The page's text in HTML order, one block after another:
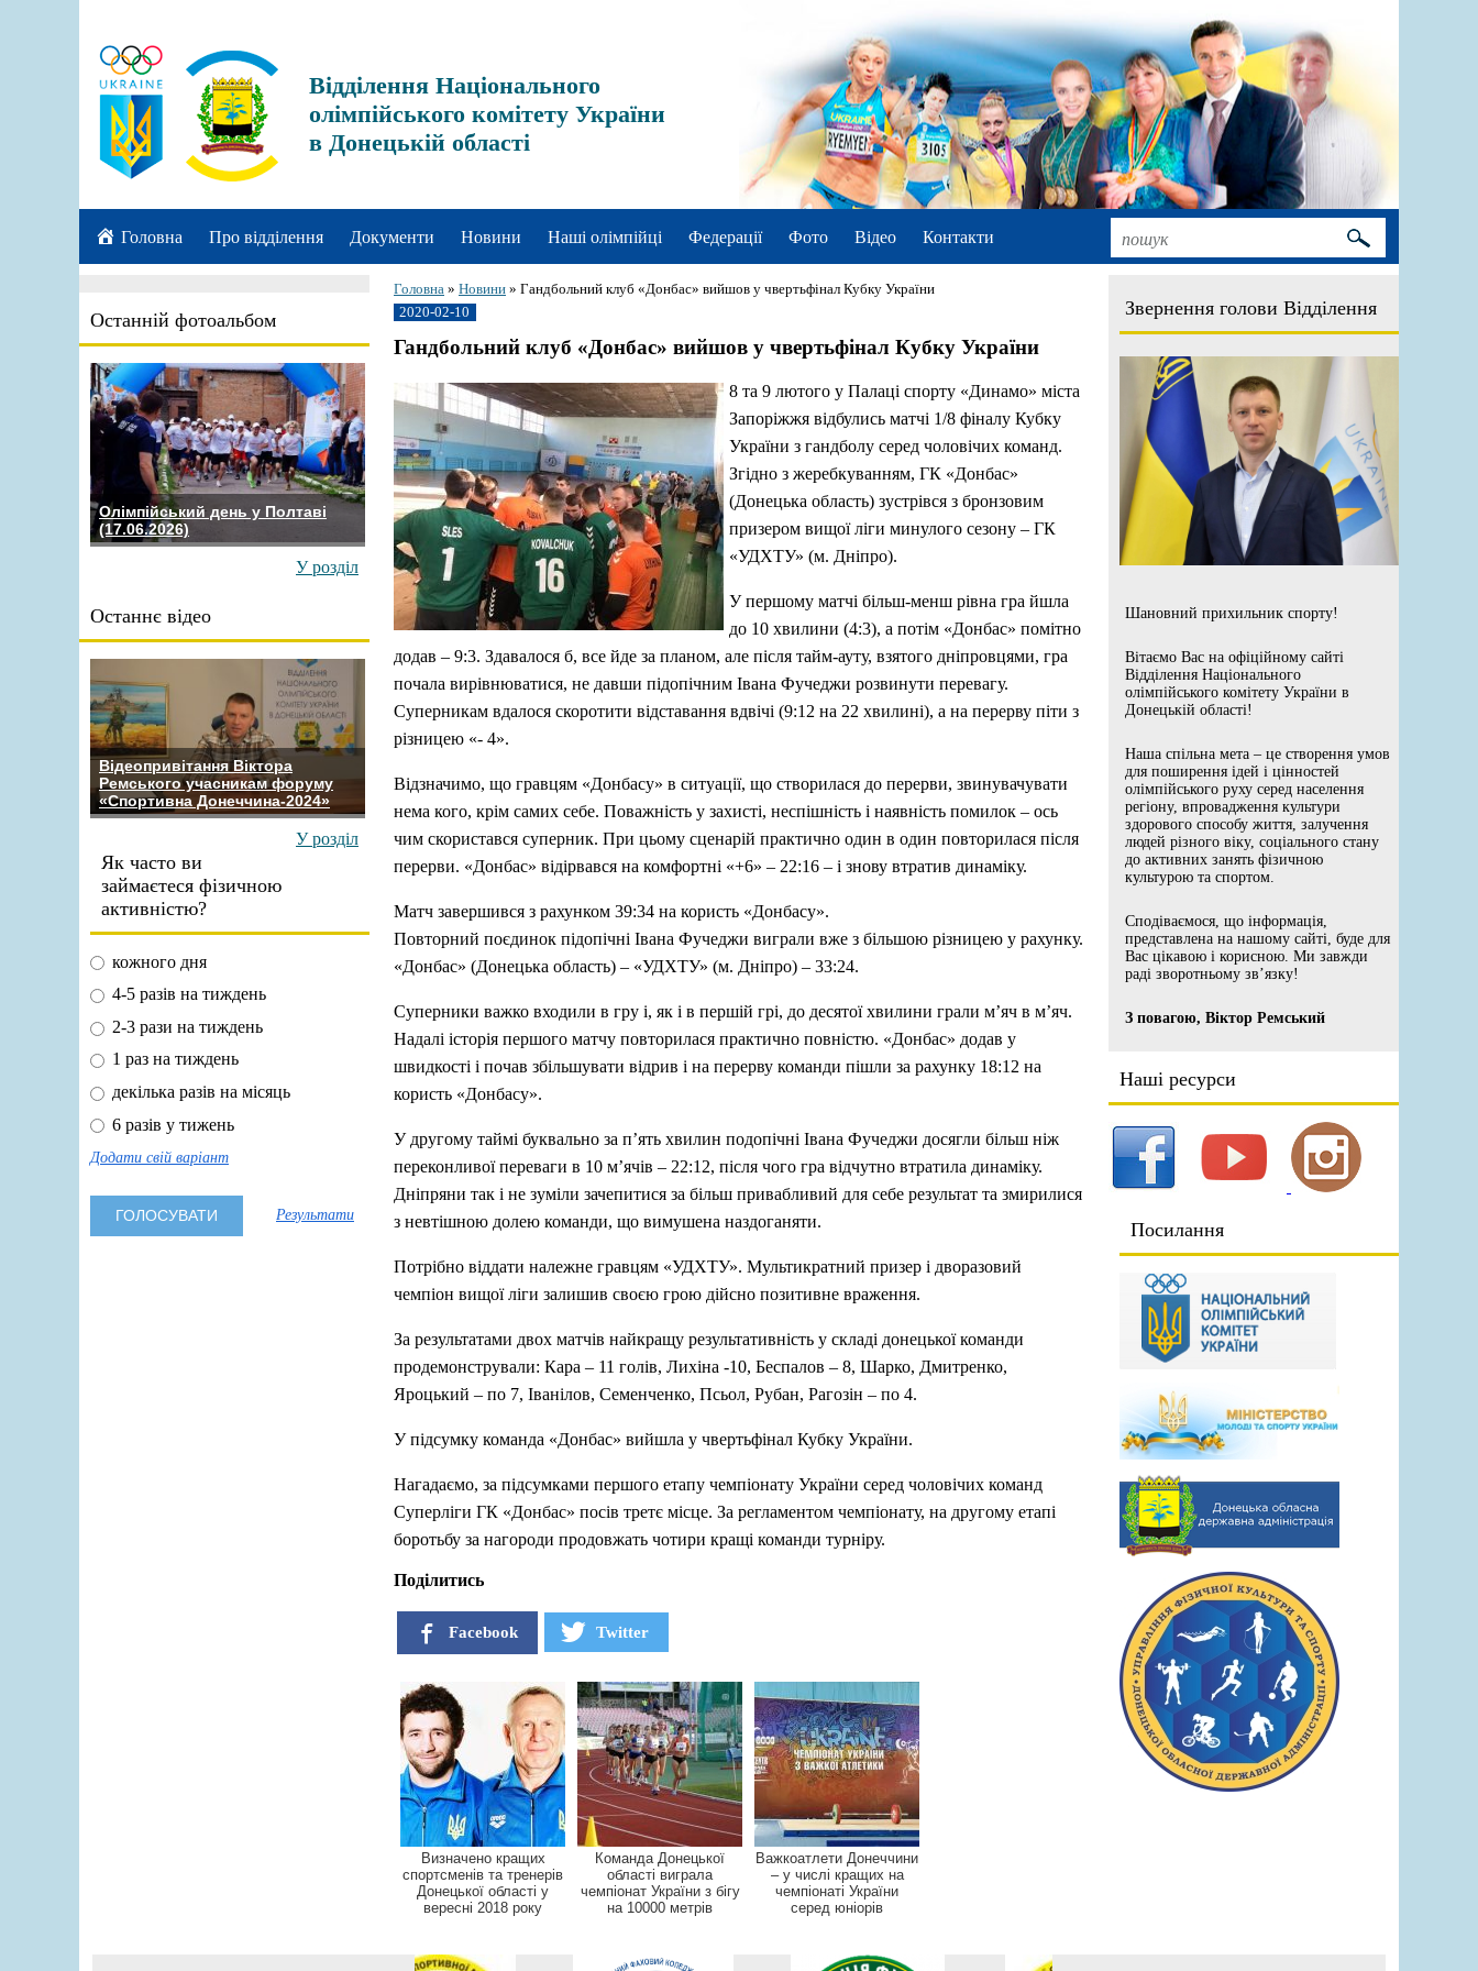
Відділення Національного
олімпійського комітету України
в Донецькій області
Головна Про відділення Документи Новини Наші олімпійці Федерації Фото Відео Контакти
Останній фотоальбом
Олімпійський день у Полтаві
(17.06.2026)
У розділ
Останнє відео
Відеопривітання Віктора
Ремського учасникам форуму
«Спортивна Донеччина-2024»
У розділ
Як часто ви
займаєтеся фізичною
активністю?
кожного дня
4-5 разів на тиждень
2-3 рази на тиждень
1 раз на тиждень
декілька разів на місяць
6 разів у тижень
Додати свій варіант
Результати
Звернення голови Відділення
Шановний прихильник спорту!
Вітаємо Вас на офіційному сайті
Відділення Національного
олімпійського комітету України в
Донецькій області!
Наша спільна мета – це створення умов
для поширення ідей і цінностей
олімпійського руху серед населення
регіону, впровадження культури
здорового способу життя, залучення
людей різного віку, соціального стану
до активних занять фізичною
культурою та спортом.
Сподіваємося, що інформація,
представлена на нашому сайті, буде для
Вас цікавою і корисною. Ми завжди
раді зворотньому зв’язку!
З повагою, Віктор Ремський
Наші ресурси
Посилання
Головна » Новини » Гандбольний клуб «Донбас» вийшов у чвертьфінал Кубку України
2020-02-10
Гандбольний клуб «Донбас» вийшов у чвертьфінал Кубку України
8 та 9 лютого у Палаці спорту «Динамо» міста
Запоріжжя відбулись матчі 1/8 фіналу Кубку
України з гандболу серед чоловічих команд.
Згідно з жеребкуванням, ГК «Донбас»
(Донецька область) зустрівся з бронзовим
призером вищої ліги минулого сезону – ГК
«УДХТУ» (м. Дніпро).
У першому матчі більш-менш рівна гра йшла
до 10 хвилини (4:3), а потім «Донбас» помітно
додав – 9:3. Здавалося б, все йде за планом, але після тайм-ауту, взятого дніпровцями, гра
почала вирівнюватися, не давши підопічним Івана Фучеджи розвинути перевагу.
Суперникам вдалося скоротити відставання вдвічі (9:12 на 22 хвилині), а на перерву піти з
різницею «- 4».
Відзначимо, що гравцям «Донбасу» в ситуації, що створилася до перерви, звинувачувати
нема кого, крім самих себе. Поважність у захисті, неспішність і наявність помилок – ось
чим скористався суперник. При цьому сценарій практично один в один повторилася після
перерви. «Донбас» відірвався на комфортні «+6» – 22:16 – і знову втратив динаміку.
Матч завершився з рахунком 39:34 на користь «Донбасу».
Повторний поєдинок підопічні Івана Фучеджи виграли вже з більшою різницею у рахунку.
«Донбас» (Донецька область) – «УДХТУ» (м. Дніпро) – 33:24.
Суперники важко входили в гру і, як і в першій грі, до десятої хвилини грали м’яч в м’яч.
Надалі історія першого матчу повторилася практично повністю. «Донбас» додав у
швидкості і почав збільшувати відрив і на перерву команди пішли за рахунку 18:12 на
користь «Донбасу».
У другому таймі буквально за п’ять хвилин подопічні Івана Фучеджи досягли більш ніж
переконливої переваги в 10 м’ячів – 22:12, після чого гра відчутно втратила динаміку.
Дніпряни так і не зуміли зачепитися за більш привабливий для себе результат та змирилися
з невтішною долею команди, що вимушена наздоганяти.
Потрібно віддати належне гравцям «УДХТУ». Мультикратний призер і дворазовий
чемпіон вищої ліги залишив своєю грою дійсно позитивне враження.
За результатами двох матчів найкращу результативність у складі донецької команди
продемонстрували: Кара – 11 голів, Лихіна -10, Беспалов – 8, Шарко, Дмитренко,
Яроцький – по 7, Іванілов, Семенченко, Псьол, Рубан, Рагозін – по 4.
У підсумку команда «Донбас» вийшла у чвертьфінал Кубку України.
Нагадаємо, за підсумками першого етапу чемпіонату України серед чоловічих команд
Суперліги ГК «Донбас» посів третє місце. За регламентом чемпіонату, на другому етапі
боротьбу за нагороди продовжать чотири кращі команди турніру.
Поділитись
Facebook Twitter
Визначено кращих
спортсменів та тренерів
Донецької області у
вересні 2018 року
Команда Донецької
області виграла
чемпіонат України з бігу
на 10000 метрів
Важкоатлети Донеччини
– у числі кращих на
чемпіонаті України
серед юніорів